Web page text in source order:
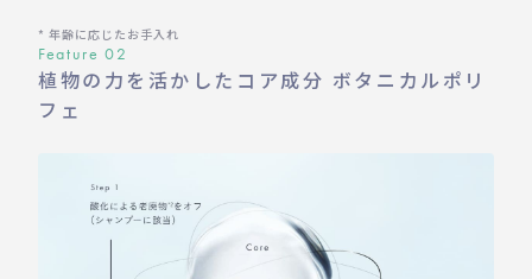
* 年齢に応じたお手入れ
Feature 02
植物の力を活かしたコア成分 ボタニカルポリ
フェ